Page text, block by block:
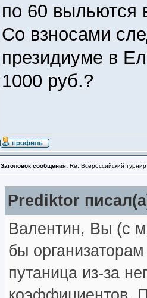
по 60 выльются
Со взносами
президиуме в
1000 руб.?
Заголовок сообщения: Re: Всероссийский
Prediktor
Валентин, Вы (с
бы
путаница из-за